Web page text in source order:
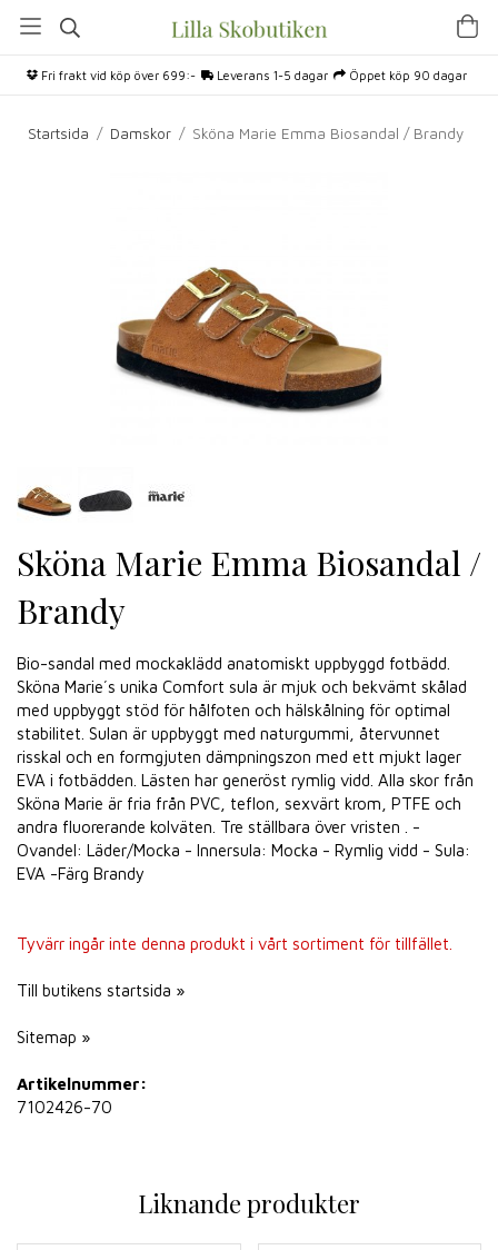
Fri frakt vid köp över 699:- Leverans 1-5 dagar Öppet köp 90 dagar
Startsida / Damskor / Sköna Marie Emma Biosandal / Brandy
Sköna Marie Emma Biosandal /
Brandy
Bio-sandal med mockaklädd anatomiskt uppbyggd fotbädd.
Sköna Marie´s unika Comfort sula är mjuk och bekvämt skålad
med uppbyggt stöd för hålfoten och hälskålning för optimal
stabilitet. Sulan är uppbyggt med naturgummi, återvunnet
risskal och en formgjuten dämpningszon med ett mjukt lager
EVA i fotbädden. Lästen har generöst rymlig vidd. Alla skor från
Sköna Marie är fria från PVC, teflon, sexvärt krom, PTFE och
andra fluorerande kolväten. Tre ställbara över vristen . -
Ovandel: Läder/Mocka - Innersula: Mocka - Rymlig vidd - Sula:
EVA -Färg Brandy
Tyvärr ingår inte denna produkt i vårt sortiment för tillfället.
Till butikens startsida »
Sitemap »
Artikelnummer:
7102426-70
Liknande produkter